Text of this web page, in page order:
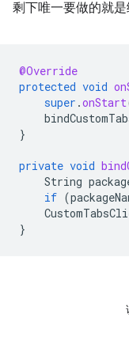
剩下唯一要做的就是
@Override
protected void
super .onStart
}
private void
String
if (
}